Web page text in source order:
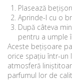
Plasează
Aprinde-l cu o
După câteva
pentru a umple
Aceste bețișoare
orice spațiu într-un
atmosferă
parfumul lor de